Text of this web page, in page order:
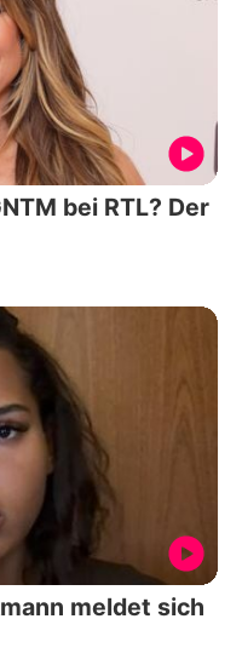
bei RTL? Der
meldet sich